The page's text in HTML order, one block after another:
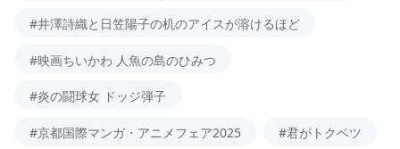
#井澤詩織と日笠陽子の机のアイスが溶けるほど
#映画ちいかわ 人魚の島のひみつ
#炎の闘球女 ドッジ弾子
#京都国際マンガ・アニメフェア2025 #君がトクベツ